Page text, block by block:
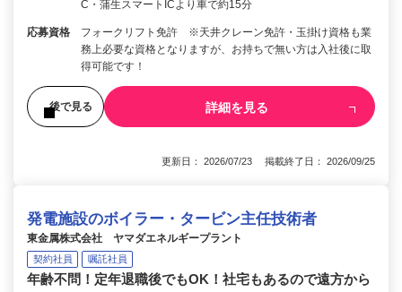
C・蒲生スマートICより車で約15分
応募資格
フォークリフト免許 ※天井クレーン免許・玉掛け資格も業
務上必要な資格となりますが、お持ちで無い方は入社後に取
得可能です！
後で見る 詳細を見る
更新日： 2026/07/23 掲載終了日： 2026/09/25
発電施設のボイラー・タービン主任技術者
東金属株式会社 ヤマダエネルギープラント
契約社員 嘱託社員
年齢不問！定年退職後でもOK！社宅もあるので遠方から